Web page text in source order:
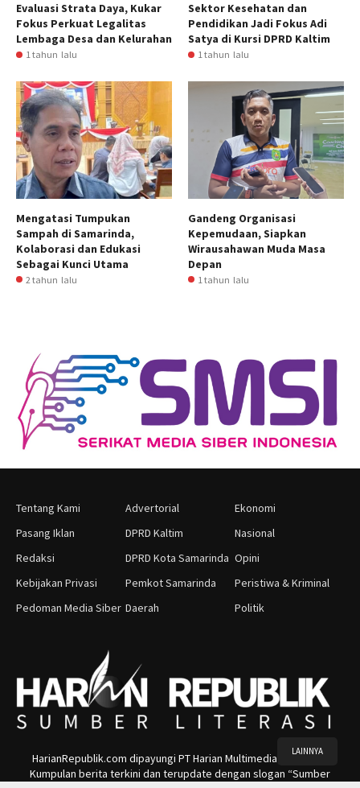
Evaluasi Strata Daya, Kukar
Fokus Perkuat Legalitas
Lembaga Desa dan Kelurahan
1 tahun lalu
Sektor Kesehatan dan
Pendidikan Jadi Fokus Adi
Satya di Kursi DPRD Kaltim
1 tahun lalu
Mengatasi Tumpukan
Sampah di Samarinda,
Kolaborasi dan Edukasi
Sebagai Kunci Utama
2 tahun lalu
Gandeng Organisasi
Kepemudaan, Siapkan
Wirausahawan Muda Masa
Depan
1 tahun lalu
LAINNYA
Tentang Kami
Pasang Iklan
Redaksi
Kebijakan Privasi
Pedoman Media Siber
Advertorial
DPRD Kaltim
DPRD Kota Samarinda
Pemkot Samarinda
Daerah
Ekonomi
Nasional
Opini
Peristiwa & Kriminal
Politik
HarianRepublik.com dipayungi PT Harian Multimedia Indonesia.
Kumpulan berita terkini dan terupdate dengan slogan “Sumber